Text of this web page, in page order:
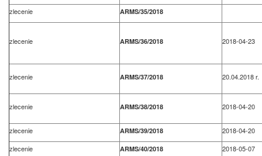
zlecenie
ARMS/35/2018
zlecenie ARMS/36/2018 2018-04-23
zlecenie ARMS/37/2018 20.04.2018 r.
zlecenie ARMS/38/2018 2018-04-20
zlecenie ARMS/39/2018
2018-04-20
zlecenie
ARMS/40/2018 2018-05-07